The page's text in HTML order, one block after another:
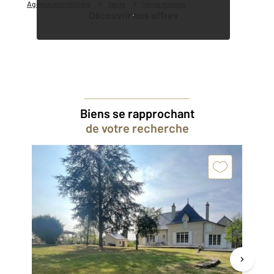
Agence immobilière
Découvrir nos offres
Biens se rapprochant
de votre recherche